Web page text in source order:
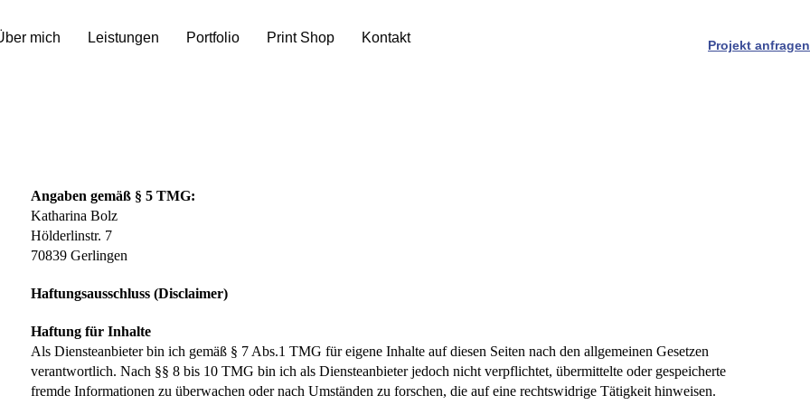
mich Leistungen Portfolio Print Shop Kontakt Projekt anfragen
Angaben gemäß § 5 TMG:
Katharina Bolz
Hölderlinstr. 7
70839 Gerlingen
Haftungsausschluss (Disclaimer)
Haftung für Inhalte
Als Diensteanbieter bin ich gemäß § 7 Abs.1 TMG für eigene Inhalte auf diesen Seiten nach den allgemeinen Gesetzen
verantwortlich. Nach §§ 8 bis 10 TMG bin ich als Diensteanbieter jedoch nicht verpflichtet, übermittelte oder gespeicherte
fremde Informationen zu überwachen oder nach Umständen zu forschen, die auf eine rechtswidrige Tätigkeit hinweisen.